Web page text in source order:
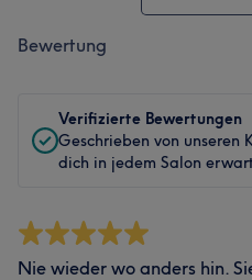
Bewertung
Verifizierte Bewertungen
Geschrieben von unseren
dich in jedem Salon
Nie wieder wo anders hin.